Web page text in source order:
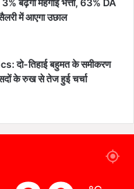
बढ़ेगा महंगाई भत्ता, 63% DA
में आएगा उछाल
दो-तिहाई बहुमत के समीकरण
के रुख से तेज हुई चर्चा